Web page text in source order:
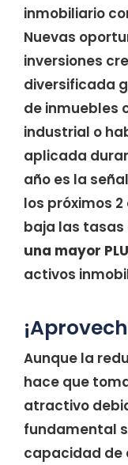
inmobiliario
Nuevas
inversiones
diversificada
de inmuebles
industrial o
aplicada
año es la
los próximos
baja las tasas
una mayor
activos
Aunque la
hace que
atractivo
fundamental
capacidad de